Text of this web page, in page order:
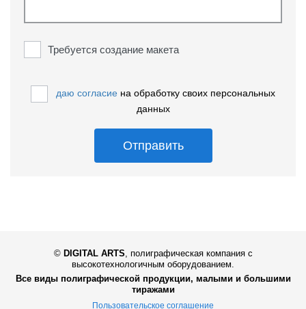
Требуется создание макета
даю согласие на обработку своих персональных
данных
Отправить
© DIGITAL ARTS
полиграфическая компания с
высокотехнологичным оборудованием.
Все виды полиграфической продукции, малыми и большими
тиражами
Пользовательское соглашение